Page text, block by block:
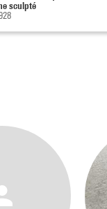
sculpté